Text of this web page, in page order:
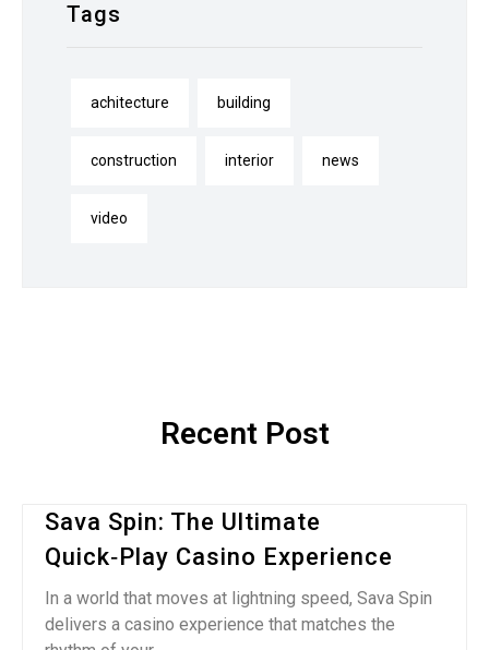
Tags
achitecture building
construction interior news
video
Recent Post
Sava Spin: The Ultimate
Quick‑Play Casino Experience
In a world that moves at lightning speed, Sava Spin
delivers a casino experience that matches the